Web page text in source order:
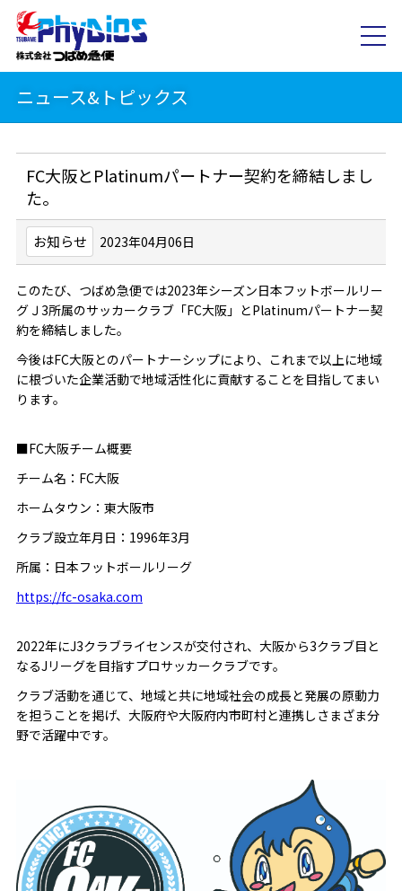
ニュース&トピックス
FC大阪とPlatinumパートナー契約を締結しまし
た。
お知らせ 2023年04月06日
このたび、つばめ急便では2023年シーズン日本フットボールリー
グＪ3所属のサッカークラブ「FC大阪」とPlatinumパートナー契
約を締結しました。
今後はFC大阪とのパートナーシップにより、これまで以上に地域
に根づいた企業活動で地域活性化に貢献することを目指してまい
ります。
■FC大阪チーム概要
チーム名：FC大阪
ホームタウン：東大阪市
クラブ設立年月日：1996年3月
所属：日本フットボールリーグ
https://fc-osaka.com
2022年にJ3クラブライセンスが交付され、大阪から3クラブ目と
なるJリーグを目指すプロサッカークラブです。
クラブ活動を通じて、地域と共に地域社会の成長と発展の原動力
を担うことを掲げ、大阪府や大阪府内市町村と連携しさまざま分
野で活躍中です。